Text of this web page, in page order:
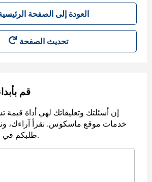
العودة إلى الصفحة
تحديث الصفحة
قم
إن أسئلتك وتعليقاتك لهي أداة قيمة
خدمات موقع ماسكوس. نقرأ آراءك،
طلبكم في أسرع وقت ممكن.